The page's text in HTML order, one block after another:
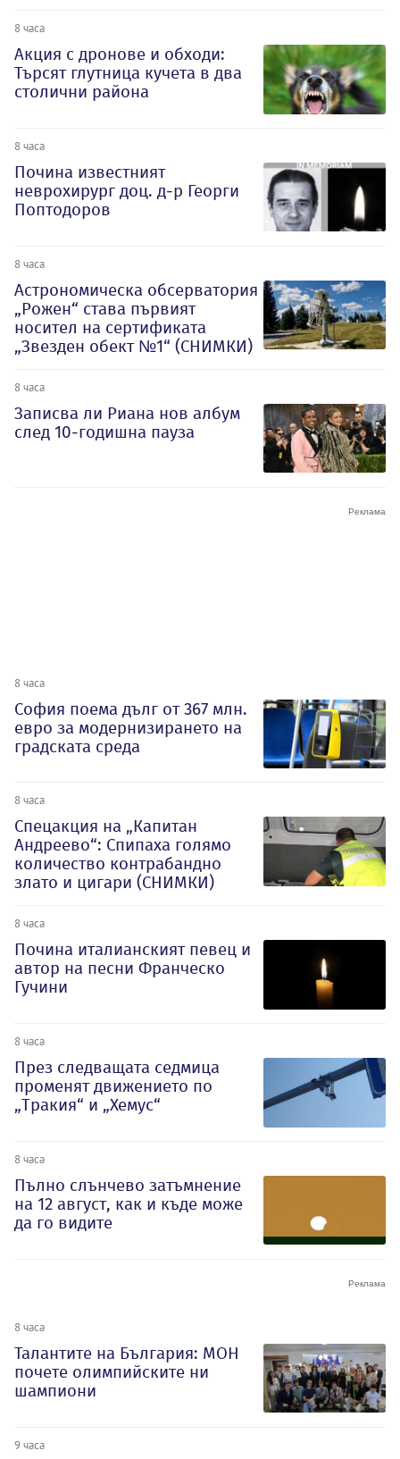
8 часа
Акция с дронове и обходи:
Търсят глутница кучета в два
столични района
8 часа
Почина известният
неврохирург доц. д-р Георги
Поптодоров
8 часа
Астрономическа обсерватория
„Рожен“ става първият
носител на сертификата
„Звезден обект №1“ (СНИМКИ)
8 часа
Записва ли Риана нов албум
след 10-годишна пауза
8 часа
София поема дълг от 367 млн.
евро за модернизирането на
градската среда
8 часа
Спецакция на „Капитан
Андреево“: Спипаха голямо
количество контрабандно
злато и цигари (СНИМКИ)
8 часа
Почина италианският певец и
автор на песни Франческо
Гучини
8 часа
През следващата седмица
променят движението по
„Тракия“ и „Хемус“
8 часа
Пълно слънчево затъмнение
на 12 август, как и къде може
да го видите
8 часа
Талантите на България: МОН
почете олимпийските ни
шампиони
9 часа